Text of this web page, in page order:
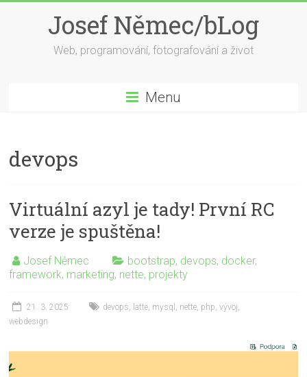
Josef Němec/bLog
Web, programování, fotografování a život
Menu
devops
Virtuální azyl je tady! První RC
verze je spuštěna!
Josef Němec bootstrap, devops, docker,
framework, marketing, nette, projekty
21. 3. 2025 devops, latte, mysql , nette, php,vývoj,
webdesign